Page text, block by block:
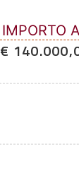
IMPORTO
€